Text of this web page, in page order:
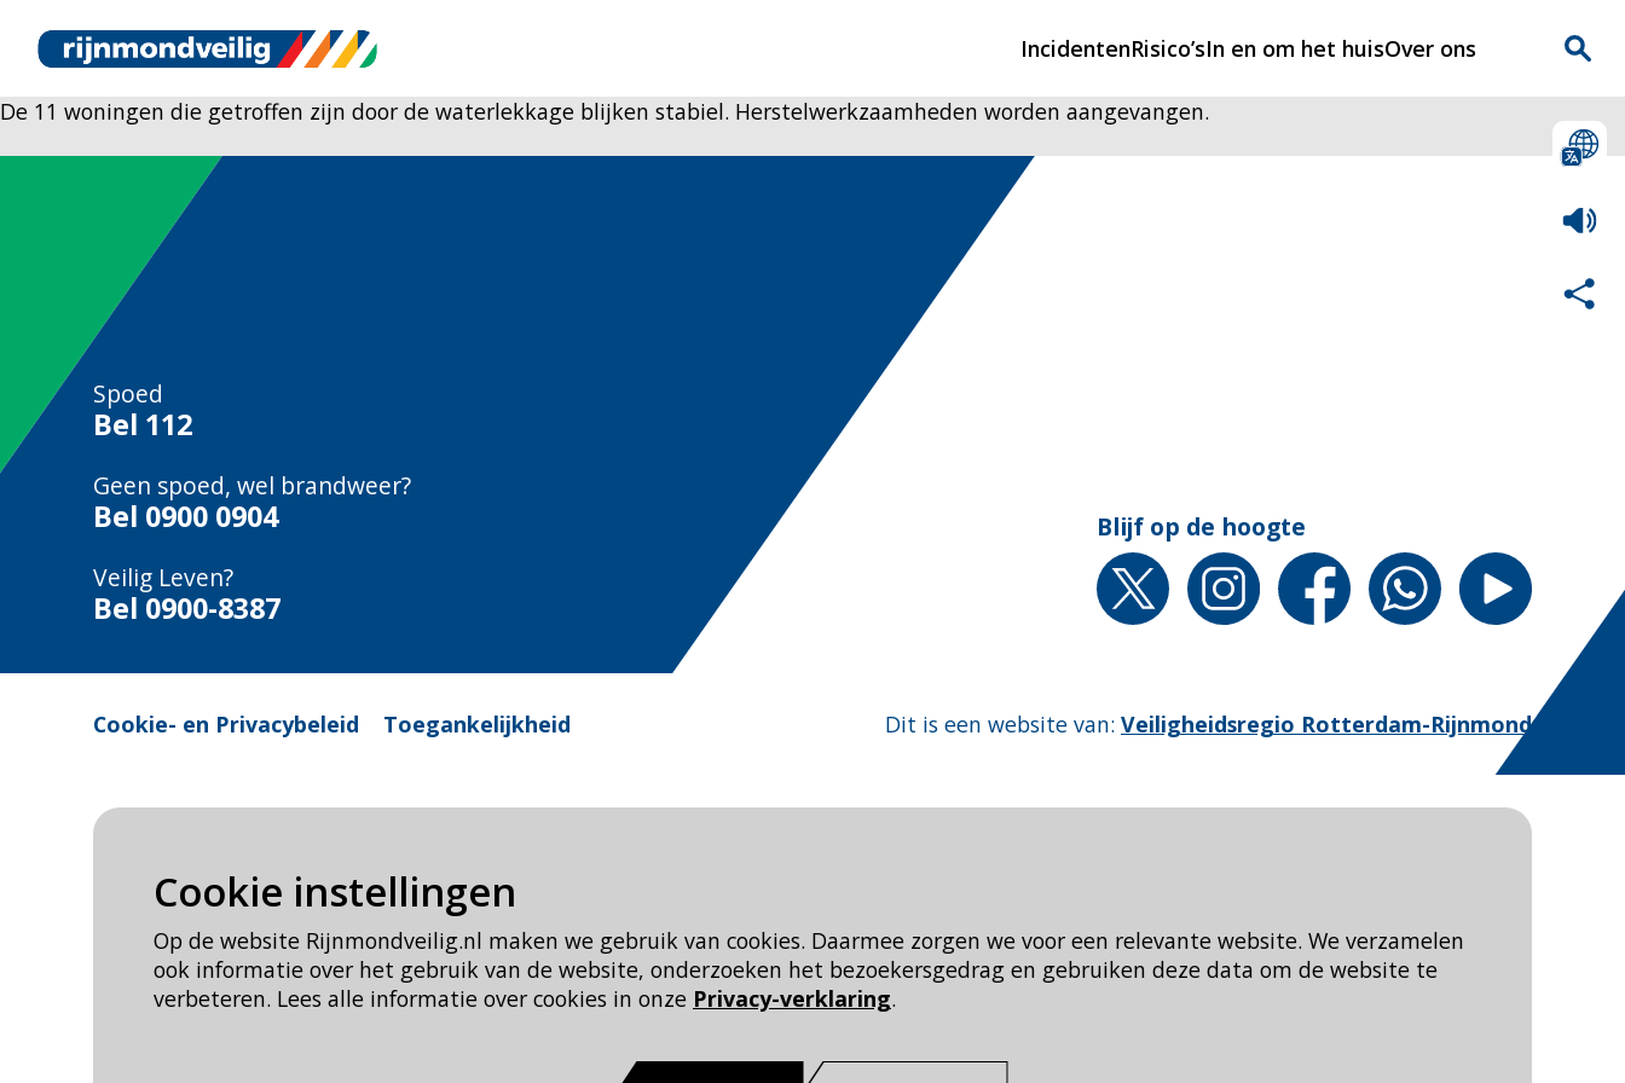
Cookie instellingen
Op de website Rijnmondveilig.nl maken we gebruik van cookies. Daarmee zorgen we voor een relevante website. We verzamelen
ook informatie over het gebruik van de website, onderzoeken het bezoekersgedrag en gebruiken deze data om de website te
verbeteren. Lees alle informatie over cookies in onze Privacy-verklaring.
Incidenten
Hulpdiensten nodig?
CIN-meldingen
Risico’sIn en om het huisOver ons
De 11 woningen die getroffen zijn door de waterlekkage blijken stabiel. Herstelwerkzaamheden worden aangevangen.
Spoed
Bel 112
Geen spoed, wel brandweer?
Bel 0900 0904
Veilig Leven?
Bel 0900-8387
Blijf op de hoogte
Cookie- en Privacybeleid Toegankelijkheid Dit is een website van: Veiligheidsregio Rotterdam-Rijnmond